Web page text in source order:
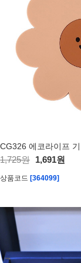
1,725원 1,691원
상품코드 [364099]